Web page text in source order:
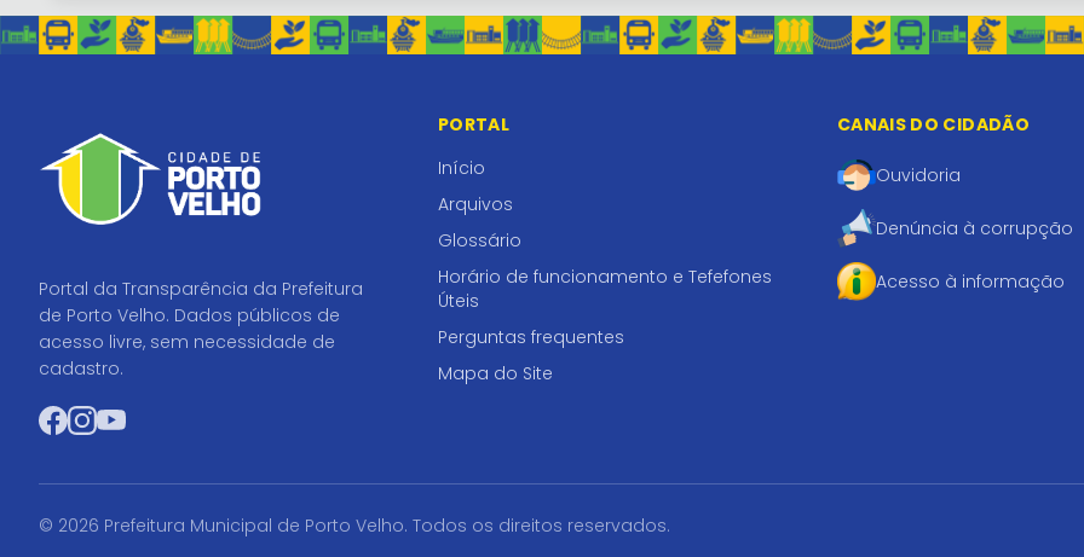
Portal da Transparência da Prefeitura
de Porto Velho. Dados públicos de
acesso livre, sem necessidade de
cadastro.
Facebook
Instagram
YouTube
PORTAL
Início
Arquivos
Glossário
Horário de funcionamento e Tefefones
Úteis
Perguntas frequentes
Mapa do Site
CANAIS DO CIDADÃO
Ouvidoria
Denúncia à corrupção
Acesso à informação
© 2026 Prefeitura Municipal de Porto Velho. Todos os direitos reservados.